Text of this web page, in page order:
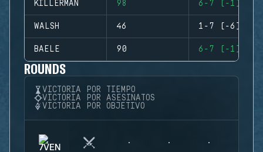
KILLERMAN 98 6-7 (-1)
WALSH 46 1-7 (-6)
BAELE 90 6-7 (-1)
ROUNDS
VICTORIA POR TIEMPO
VICTORIA POR ASESINATOS
VICTORIA POR OBJETIVO